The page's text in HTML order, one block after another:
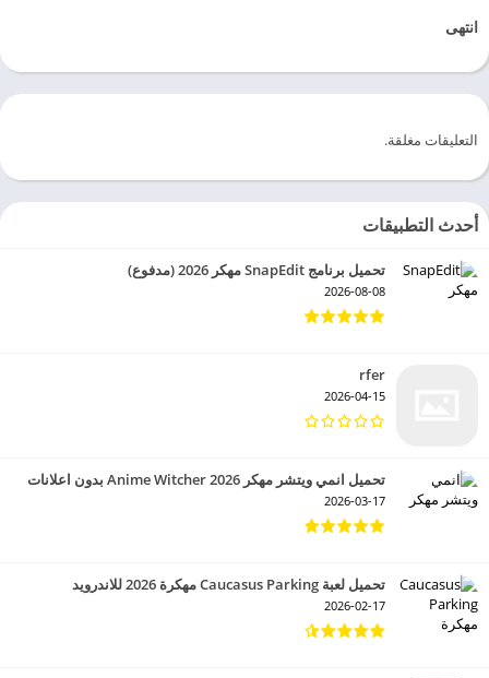
انتهى
التعليقات مغلقة.
أحدث التطبيقات
تحميل برنامج SnapEdit مهكر 2026 (مدفوع)
2026-08-08
rfer
2026-04-15
تحميل انمي ويتشر مهكر 2026 Anime Witcher بدون اعلانات
2026-03-17
تحميل لعبة Caucasus Parking مهكرة 2026 للاندرويد
2026-02-17